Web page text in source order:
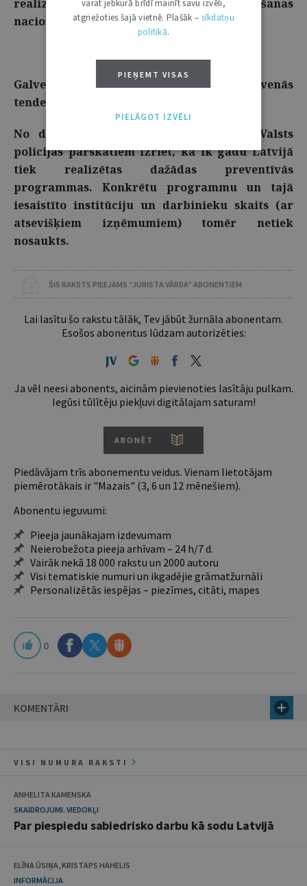
realizētu vienotu noziedzības novēršanas
nacionālo programmu.
Galvenās preventīvā darba formas un galvenās
tendences policijā
No dažādiem Iekšlietu ministrijas un Valsts
policijas pārskatiem izriet, ka ik gadu Latvijā
tiek realizētas dažādas preventīvās
programmas. Konkrētu programmu un tajā
iesaistīto institūciju un darbinieku skaits (ar
atsevišķiem izņēmumiem) tomēr netiek
nosaukts.
ŠIS RAKSTS PIEEJAMS “JURISTA VĀRDA” ABONENTIEM
Lai lasītu šo rakstu tālāk, Tev jābūt žurnāla abonentam.
Esošos abonentus lūdzam autorizēties:
Ja vēl neesi abonents, aicinām pievienoties lasītāju pulkam.
Iegūsi tūlītēju piekļuvi digitālajam saturam!
ABONĒT
Piedāvājam trīs abonementu veidus. Vienam lietotājam
piemērotākais ir "Mazais" (3, 6 un 12 mēnešiem).
Abonentu ieguvumi:
Pieeja jaunākajam izdevumam
Neierobežota pieeja arhīvam – 24 h/7 d.
Vairāk nekā 18 000 rakstu un 2000 autoru
Visi tematiskie numuri un ikgadējie grāmatžurnāli
Personalizētās iespējas – piezīmes, citāti, mapes
0
KOMENTĀRI
VISI NUMURA RAKSTI
ANHELITA KAMENSKA
SKAIDROJUMI. VIEDOKĻI
Par piespiedu sabiedrisko darbu kā sodu Latvijā
ELĪNA ŪSIŅA, KRISTAPS HAHELIS
INFORMĀCIJA
varat jebkurā brīdī mainīt savu izvēli,
atgriežoties šajā vietnē. Plašāk – sīkdatņu
politikā.
PIEŅEMT VISAS
PIELĀGOT IZVĒLI